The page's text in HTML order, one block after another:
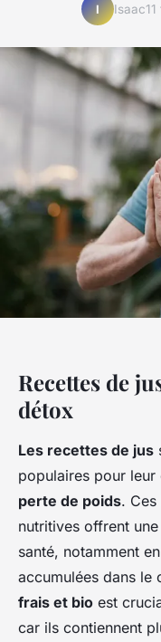
I Isaac
Recettes de
détox
Les recettes de jus
populaires pour
perte de poids.
nutritives offrent
santé, notamment
accumulées dans le
frais et bio est
car ils contiennent